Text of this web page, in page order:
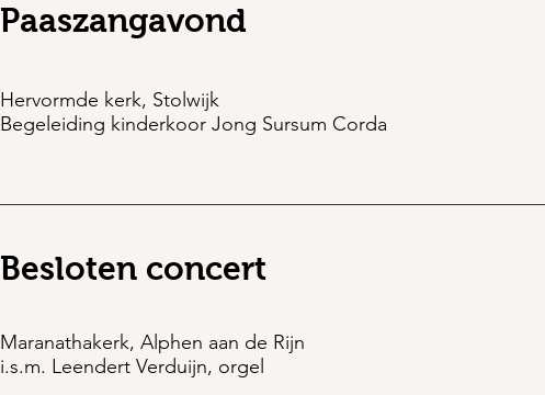
Paaszangavond
Hervormde kerk, Stolwijk
Begeleiding kinderkoor Jong Sursum Corda
Besloten concert
Maranathakerk, Alphen aan de Rijn
i.s.m. Leendert Verduijn, orgel